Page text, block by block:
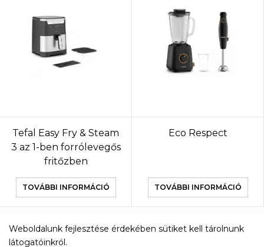
Tefal Easy Fry & Steam
3 az 1-ben forrólevegős
fritőzben
TOVÁBBI INFORMÁCIÓ
Eco Respect
TOVÁBBI INFORMÁCIÓ
TOVÁBBI TERMÉKEK
Weboldalunk fejlesztése érdekében sütiket kell tárolnunk
látogatóinkról.